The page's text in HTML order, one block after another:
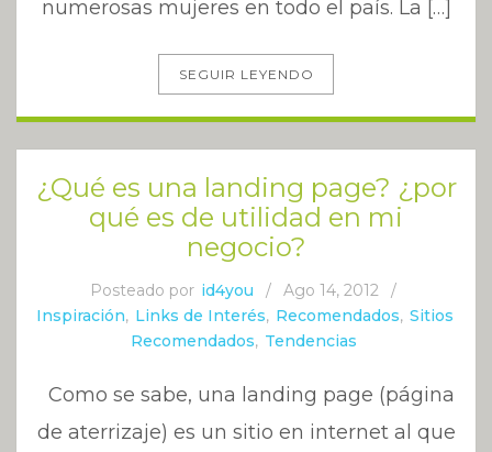
numerosas mujeres en todo el país. La […]
SEGUIR LEYENDO
¿Qué es una landing page? ¿por
qué es de utilidad en mi
negocio?
Posteado por id4you / Ago 14, 2012
/
Inspiración, Links de Interés, Recomendados, Sitios
Recomendados, Tendencias
Como se sabe, una landing page (página
de aterrizaje) es un sitio en internet al que